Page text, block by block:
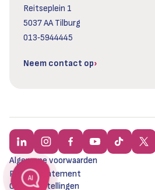
AI
Reitseplein 1
5037 AA Tilburg
013‑5944445
Neem contact op
Algemene voorwaarden
Privacy statement
Cookie instellingen